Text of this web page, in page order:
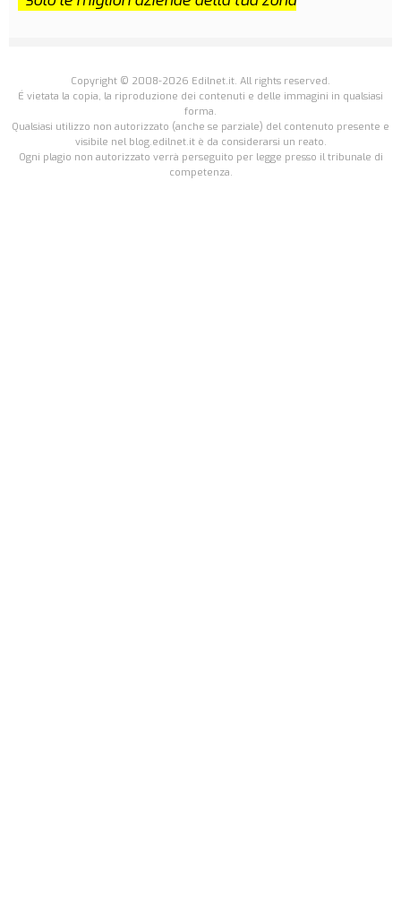
Copyright © 2008-2026 Edilnet.it. All rights reserved.
É vietata la copia, la riproduzione dei contenuti e delle immagini in qualsiasi
forma.
Qualsiasi utilizzo non autorizzato (anche se parziale) del contenuto presente e
visibile nel blog.edilnet.it è da considerarsi un reato.
Ogni plagio non autorizzato verrà perseguito per legge presso il tribunale di
competenza.